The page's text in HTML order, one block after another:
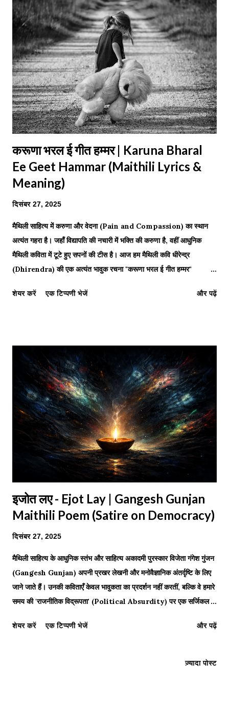
स्वदेशमहिमा (Swadeshmahima) कवि: सीताराम झा 1. उत्कर्ष
(Comparison) सम्प्रति पण्डितवृन्दक हो गणना, जहि रूप गणेशक सम्मुख,
अंडिक ...
करूणा भरल ई गीत हम्मर | Karuna Bharal
Ee Geet Hammar (Maithili Lyrics &
Meaning)
दिसंबर 27, 2025
मैथिली साहित्य में करुणा और वेदना (Pain and Compassion) का स्थान
अत्यंत गहरा है। जहाँ विद्यापति की नचारी में भक्ति की करुणा है, वहीं आधुनिक
मैथिली कविता में टूटे हुए सपनों की टीस है। आज हम मैथिली कवि धीरेन्द्र
(Dhirendra) की एक अत्यंत भावुक रचना "करूणा भरल ई गीत हम्मर"
कविता केवल शब्दों का संग्रह नहीं है, बल्कि एक ऐसे हृदय की पुकार है जिसने 'नंदन
करूणा भरल ई गीत हम्मर, प्राणकेर झंकार। दए रहल छी हम जगतकें अश्रुटा
उपहार। सोचने छलहुँ दुनियाँ बसाबी, सोचने छलहुँ नन्दन लगाबी, स्वप्न छल जे बस
उतारी स्वर्ग हम साकार। ह...
शेयर करें एक टिप्पणी भेजें और पढ़ें
इजोत लए - Ejot Lay | Gangesh Gunjan
Maithili Poem (Satire on Democracy)
दिसंबर 27, 2025
मैथिली साहित्य के आधुनिक स्तंभ और साहित्य अकादमी पुरस्कार विजेता गंगेश गुंजन
(Gangesh Gunjan) अपनी प्रखर लेखनी और मनोवैज्ञानिक अंतर्दृष्टि के लिए
जाने जाते हैं। उनकी कविताएँ केवल भावुकता का प्रदर्शन नहीं करतीं, बल्कि वे हमारे
समय की 'राजनीतिक विद्रूपता' (Political Absurdity) पर एक सर्जिकल
Lay - प्रकाश के लिए) का गंभीर विश्लेषण करेंगे। यह कविता लोकतंत्र के गिरते
रेखांकित करती है। जिस तरह बाबा नागार्जुन ने व्यवस्था के खिलाफ हुंकार भरी थी,
शेयर करें एक टिप्पणी भेजें और पढ़ें
ज़्यादा पोस्ट